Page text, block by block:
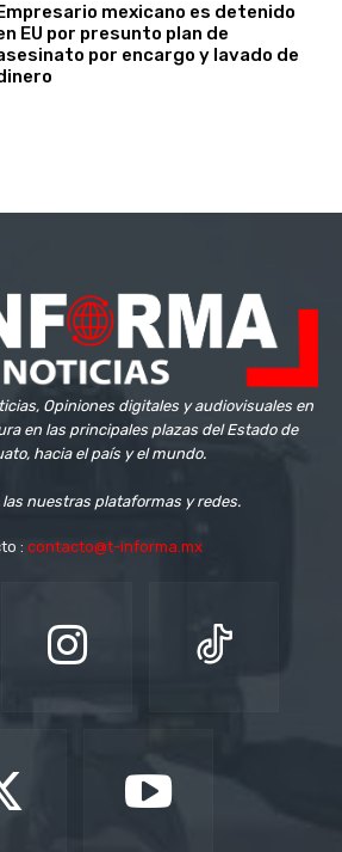
Empresario mexicano es detenido
EU por presunto plan de
por encargo y lavado de
Opiniones digitales y audiovisuales en
en las principales plazas del Estado de
hacia el país y el mundo.
las nuestras plataformas y redes.
: contacto@t-informa.mx